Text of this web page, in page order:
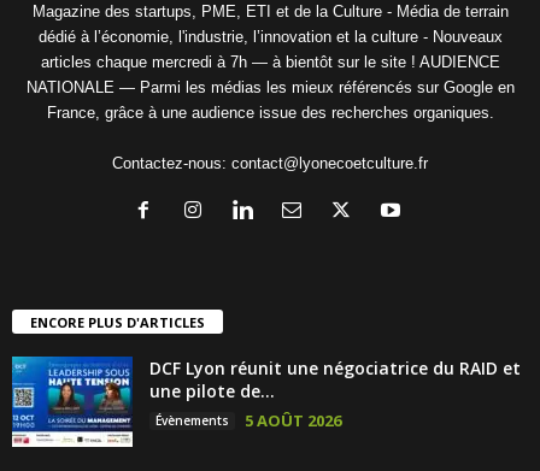
Magazine des startups, PME, ETI et de la Culture - Média de terrain
dédié à l’économie, l'industrie, l’innovation et la culture - Nouveaux
articles chaque mercredi à 7h — à bientôt sur le site ! AUDIENCE
NATIONALE — Parmi les médias les mieux référencés sur Google en
France, grâce à une audience issue des recherches organiques.
Contactez-nous: contact@lyonecoetculture.fr
ENCORE PLUS D'ARTICLES
DCF Lyon réunit une négociatrice du RAID et
une pilote de...
Évènements 5 AOÛT 2026